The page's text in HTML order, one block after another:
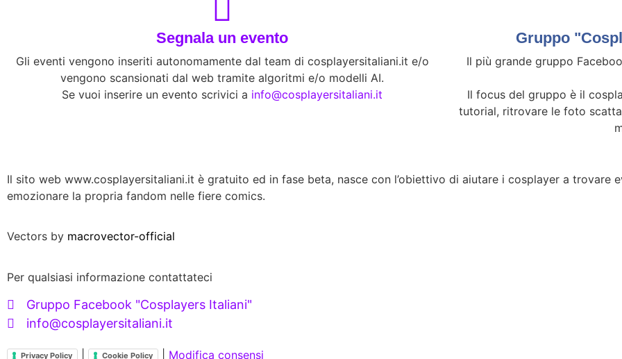
Segnala un evento
Gli eventi vengono inseriti autonomamente dal team di cosplayersitaliani.it e/o
vengono scansionati dal web tramite algoritmi e/o modelli AI.
Se vuoi inserire un evento scrivici a info@cosplayersitaliani.it
Gruppo
Il più grande gruppo
Il focus del gruppo è il
tutorial, ritrovare le foto
Il sito web www.cosplayersitaliani.it è gratuito ed in fase beta, nasce con l’obiettivo di aiutare i cosplayer a trovare
emozionare la propria fandom nelle fiere comics.
Vectors by macrovector-official
Per qualsiasi informazione contattateci
Gruppo Facebook "Cosplayers Italiani"
info@cosplayersitaliani.it
Privacy Policy Cookie Policy Modifica consensi